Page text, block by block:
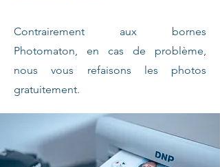
Contrairement aux bornes
Photomaton, en cas de problème,
nous vous refaisons les photos
gratuitement.